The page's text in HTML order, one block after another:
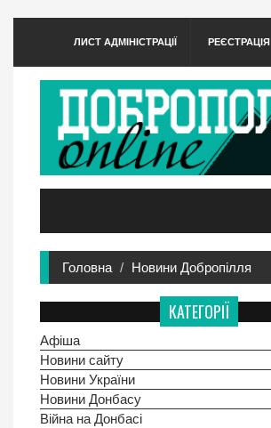
ЛИСТ АДМІНІСТРАЦІЇ РЕЄСТРАЦІЯ
Головна Новини Добропілля
КАТЕГОРІЇ
Афіша
Новини сайту
Новини України
Новини Донбасу
Війна на Донбасі